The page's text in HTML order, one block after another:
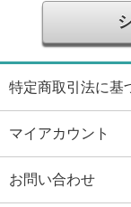
特定商取引法に基
マイアカウント
お問い合わせ